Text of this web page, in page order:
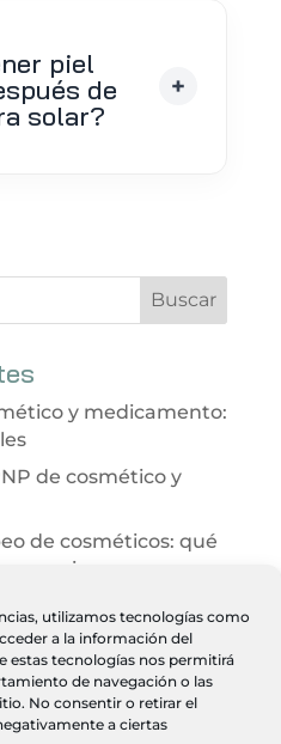
utilizamos tecnologías como
a la información del
estas tecnologías nos permitirá
de navegación o las
No consentir o retirar el
a ciertas
piel
de
solar?
y medicamento:
de cosmético y
de cosméticos: qué
negocio
a tu clínica
productos